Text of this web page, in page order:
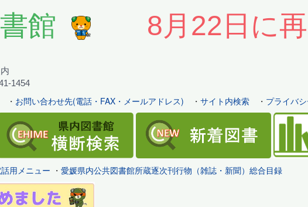
館 8月22日に
1454
・ お問い合わせ先(電話・FAX・メールアドレス) ・ サイト内検索 ・ プライバ
用メニュー ・ 愛媛県内公共図書館所蔵逐次刊行物（雑誌・新聞）総合目録